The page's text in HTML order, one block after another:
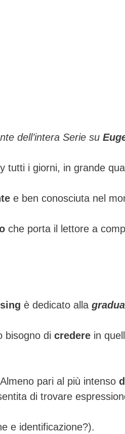
dell’intera Serie su
tutti i giorni, in grande
e ben conosciuta nel
che porta il lettore a
è dedicato alla
bisogno di credere in
pari al più intenso
di trovare
e identificazione?).